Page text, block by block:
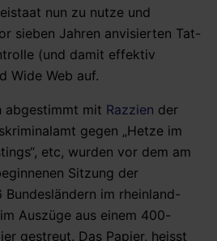
nun zu nutze und
sieben Jahren anvisierten Tat-
(und damit effektiv
Wide Web auf.
abgestimmt mit Razzien der
gegen „Hetze im
etc, wurden vor dem am
Sitzung der
im rheinland-
Auszüge aus einem 400-
gestreut. Das Papier, heisst